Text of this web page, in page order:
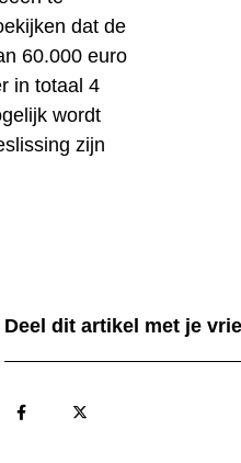
dat de
60.000 euro
in totaal 4
wordt
zijn
Deel dit artikel met je